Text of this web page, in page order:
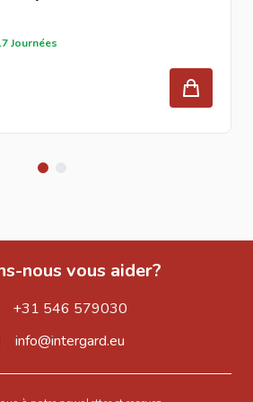
porteuse adaptée à l’extérieur.
conformément aux
nécessaires entre les lames
conserve plus longtemps
est recommandé de nettoyer
afin d’éliminer les feuilles,
Une bonne circulation de
également à la durabilité
Journées
nous vous aider?
+31 546 579030
info@intergard.eu